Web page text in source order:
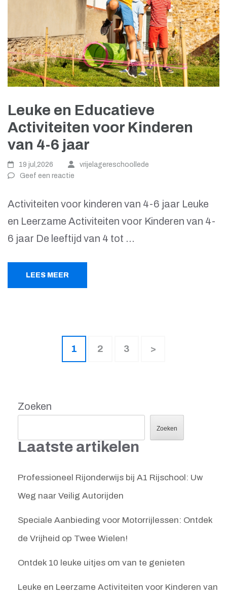
Leuke en Educatieve
Activiteiten voor Kinderen
van 4-6 jaar
19 jul,2026
vrijelagereschoollede
Geef een reactie
Activiteiten voor kinderen van 4-6 jaar Leuke
en Leerzame Activiteiten voor Kinderen van 4-
6 jaar De leeftijd van 4 tot …
LEES MEER
Berichten
paginering
Pagina
1 Pagina
2 Pagina
3 >
Zoeken
Zoeken
Laatste artikelen
Professioneel Rijonderwijs bij A1 Rijschool: Uw
Weg naar Veilig Autorijden
Speciale Aanbieding voor Motorrijlessen: Ontdek
de Vrijheid op Twee Wielen!
Ontdek 10 leuke uitjes om van te genieten
Leuke en Leerzame Activiteiten voor Kinderen van